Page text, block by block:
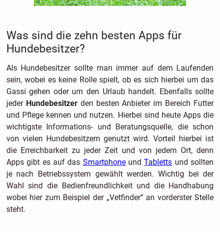
Was sind die zehn besten Apps für
Hundebesitzer?
Als Hundebesitzer sollte man immer auf dem Laufenden
sein, wobei es keine Rolle spielt, ob es sich hierbei um das
Gassi gehen oder um den Urlaub handelt. Ebenfalls sollte
jeder Hundebesitzer den besten Anbieter im Bereich Futter
und Pflege kennen und nutzen. Hierbei sind heute Apps die
wichtigste Informations- und Beratungsquelle, die schon
von vielen Hundebesitzern genutzt wird. Vorteil hierbei ist
die Erreichbarkeit zu jeder Zeit und von jedem Ort, denn
Apps gibt es auf das SmartphoneundTabletts und sollten
je nach Betriebssystem gewählt werden. Wichtig bei der
Wahl sind die Bedienfreundlichkeit und die Handhabung
wobei hier zum Beispiel der „Vetfinder“ an vorderster Stelle
steht.